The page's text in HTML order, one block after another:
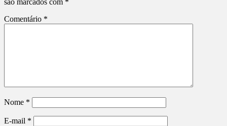
são marcados com *
Comentário *
Nome *
E-mail *